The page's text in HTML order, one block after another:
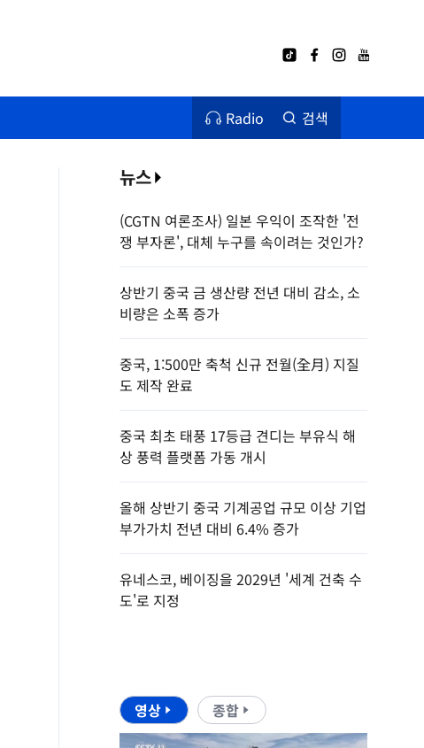
Radio 검색
뉴스
(CGTN 여론조사) 일본 우익이 조작한 '전
쟁 부자론', 대체 누구를 속이려는 것인가?
상반기 중국 금 생산량 전년 대비 감소, 소
비량은 소폭 증가
중국, 1:500만 축척 신규 전월(全月) 지질
도 제작 완료
중국 최초 태풍 17등급 견디는 부유식 해
상 풍력 플랫폼 가동 개시
올해 상반기 중국 기계공업 규모 이상 기업
부가가치 전년 대비 6.4% 증가
유네스코, 베이징을 2029년 '세계 건축 수
도'로 지정
영상 종합